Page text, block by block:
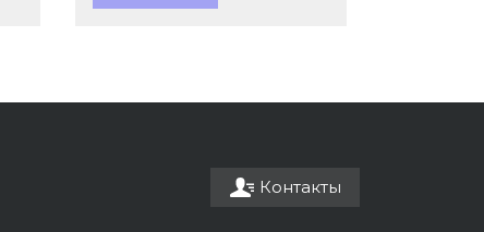
Контакты